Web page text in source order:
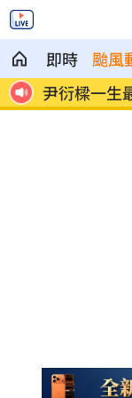
即時 颱風
始
尹衍樑一生